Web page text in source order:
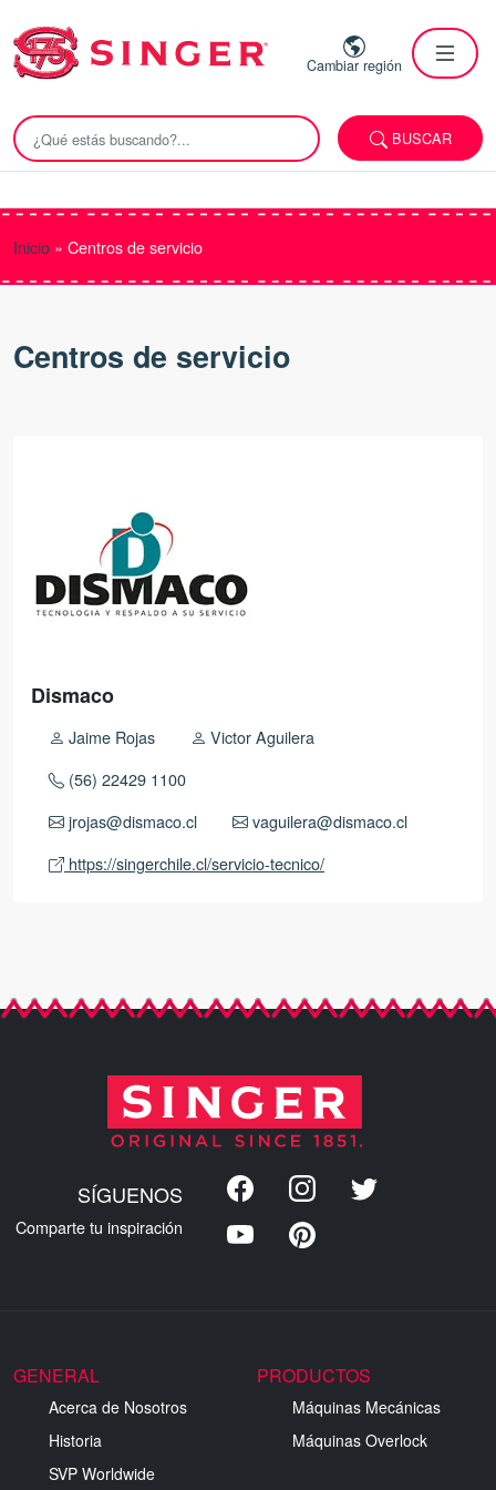
Cambiar región
BUSCAR
Inicio » Centros de servicio
Centros de servicio
Dismaco
Jaime Rojas
Victor Aguilera
(56) 22429 1100
jrojas@dismaco.cl
vaguilera@dismaco.cl
https://singerchile.cl/servicio-tecnico/
SÍGUENOS
Comparte tu inspiración
GENERAL
Acerca de Nosotros
Historia
SVP Worldwide
PRODUCTOS
Máquinas Mecánicas
Máquinas Overlock